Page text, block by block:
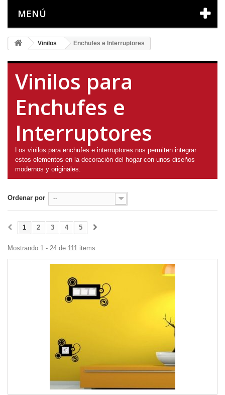
MENÚ
Vinilos Enchufes e Interruptores
Vinilos para
Enchufes e
Interruptores
Los vinilos para enchufes e interruptores nos permiten integrar
estos elementos en la decoración del hogar con unos diseños
modernos y originales.
Ordenar por --
1 2 3 4 5
Mostrando 1 - 24 de 111 items